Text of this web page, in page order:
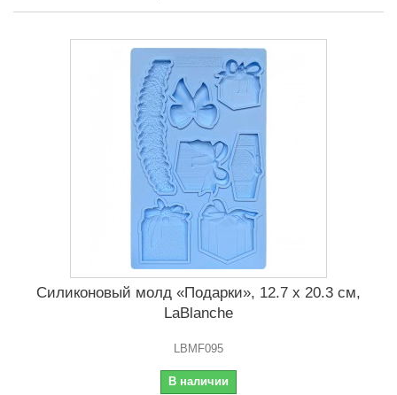
Силиконовый молд «Подарки», 12.7 x 20.3 см,
LaBlanche
LBMF095
В наличии